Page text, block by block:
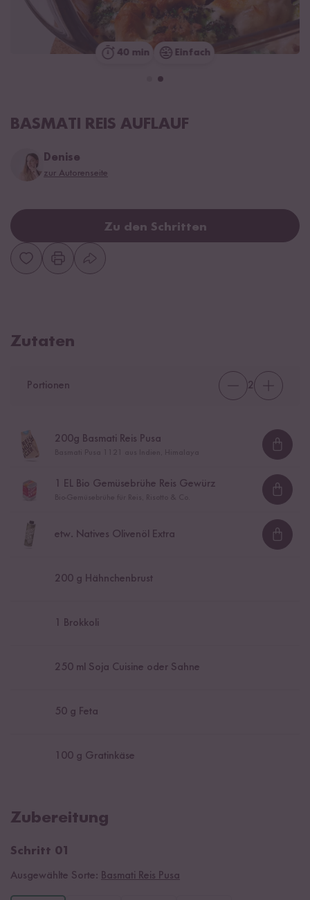
40 min Einfach
BASMATI REIS AUFLAUF
Denise
zur Autorenseite
Zu den Schritten
Zutaten
Portionen 2
200g Basmati Reis Pusa
EL Bio Gemüsebrühe Reis Gewürz
etw. Natives Olivenöl Extra
200 g Hähnchenbrust
1 Brokkoli
250 ml Soja Cuisine oder Sahne
50 g Feta
100 g Gratinkäse
Zubereitung
Schritt 01
Ausgewählte Sorte: Basmati Reis Pusa